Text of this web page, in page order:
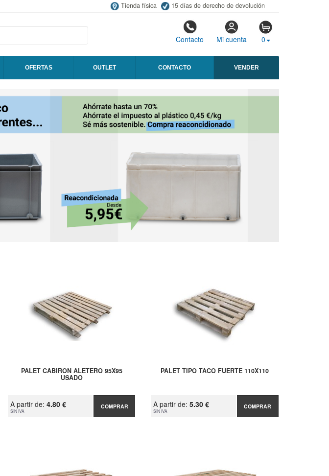
Tienda física 15 días de derecho de devolución
Contacto Mi cuenta 0
OFERTAS OUTLET CONTACTO VENDER
PALET CABIRON ALETERO 95X95
USADO
A partir de: 4.80 €
SIN IVA
COMPRAR
PALET TIPO TACO FUERTE 110X110
A partir de:5.30 €
SIN IVA
COMPRAR